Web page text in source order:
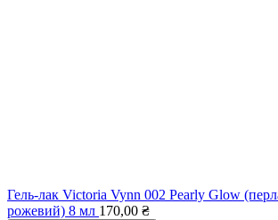
Гель-лак Victoria Vynn 002 Pearly Glow
рожевий) 8 мл 170,00 ₴